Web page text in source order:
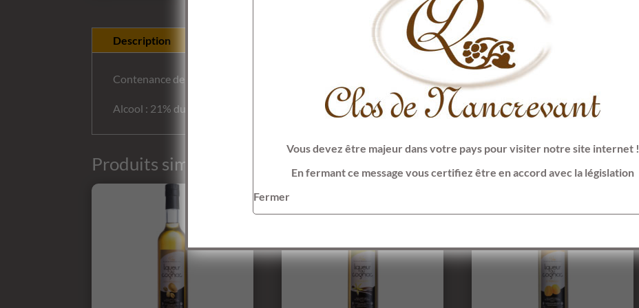
Description
Contenance de : 50 cl
Alcool : 21% du volume
Produits similaires
Vous devez être majeur dans votre pays pour visiter notre site internet !
En fermant ce message vous certifiez être en accord avec la législation
Fermer